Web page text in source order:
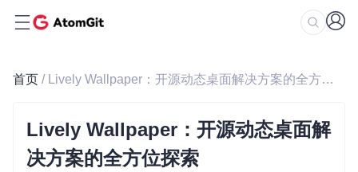
首页 / Lively Wallpaper：开源动态桌面解决方案的全方位探索
Lively Wallpaper：开源动态桌面解
决方案的全方位探索